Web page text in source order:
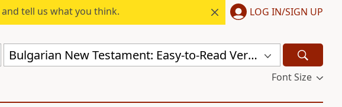
and tell us what you think. LOG IN/SIGN UP
Bulgarian New Testament: Easy-to-Read Version (ERV-BG)
Font Size